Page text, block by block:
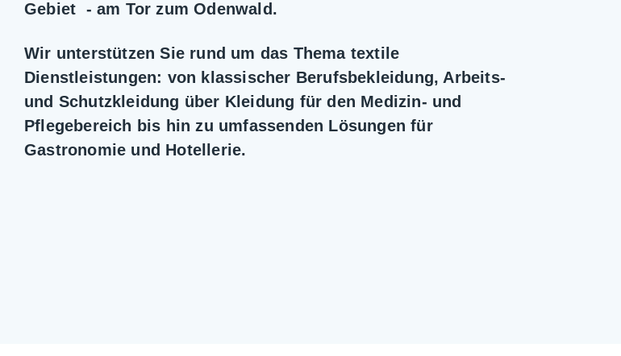
Gebiet - am Tor zum Odenwald.
Wir unterstützen Sie rund um das Thema textile
Dienstleistungen: von klassischer Berufsbekleidung, Arbeits-
und Schutzkleidung über Kleidung für den Medizin- und
Pflegebereich bis hin zu umfassenden Lösungen für
Gastronomie und Hotellerie.